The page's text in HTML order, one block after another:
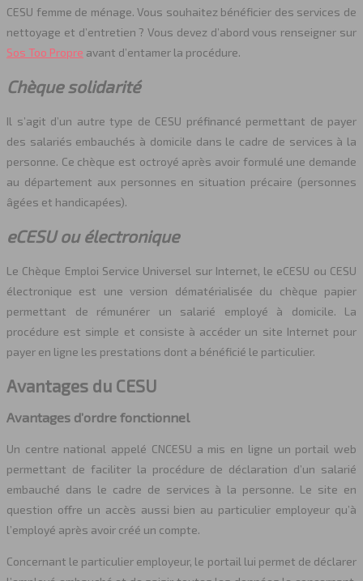
CESU femme de ménage. Vous souhaitez bénéficier des services de
nettoyage et d’entretien ? Vous devez d’abord vous renseigner sur
Sos Too Propre avant d’entamer la procédure.
Chèque solidarité
Il s’agit d’un autre type de CESU préfinancé permettant de payer
des salariés embauchés à domicile dans le cadre de services à la
personne. Ce chèque est octroyé après avoir formulé une demande
au département aux personnes en situation précaire (personnes
âgées et handicapées).
eCESU ou électronique
Le Chèque Emploi Service Universel sur Internet, le eCESU ou CESU
électronique est une version dématérialisée du chèque papier
permettant de rémunérer un salarié employé à domicile. La
procédure est simple et consiste à accéder un site Internet pour
payer en ligne les prestations dont a bénéficié le particulier.
Avantages du CESU
Avantages d’ordre fonctionnel
Un centre national appelé CNCESU a mis en ligne un portail web
permettant de faciliter la procédure de déclaration d’un salarié
embauché dans le cadre de services à la personne. Le site en
question offre un accès aussi bien au particulier employeur qu’à
l’employé après avoir créé un compte.
Concernant le particulier employeur, le portail lui permet de déclarer